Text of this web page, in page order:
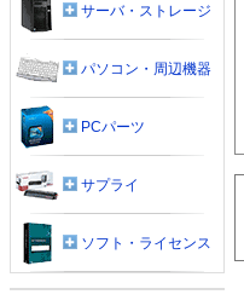
サーバ・ストレージ
パソコン・周辺機器
PCパーツ
サプライ
ソフト・ライセンス